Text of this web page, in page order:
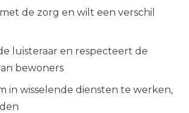
de zorg en wilt een verschil
luisteraar en respecteert de
bewoners
in wisselende diensten te werken,